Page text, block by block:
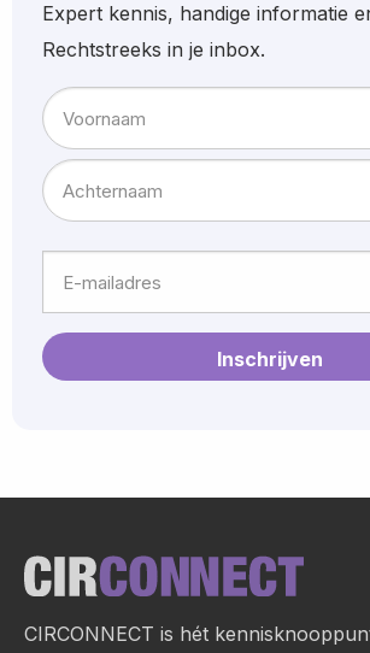
Expert kennis, handige informatie
Rechtstreeks in je inbox.
Naam
Voornaam
Site
footer
CIRCONNECT is hét